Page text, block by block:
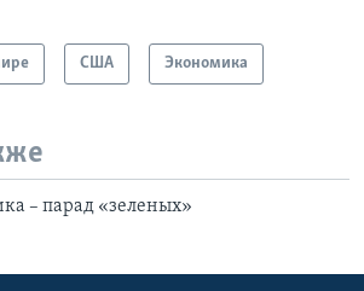
США Экономика
– парад «зеленых»